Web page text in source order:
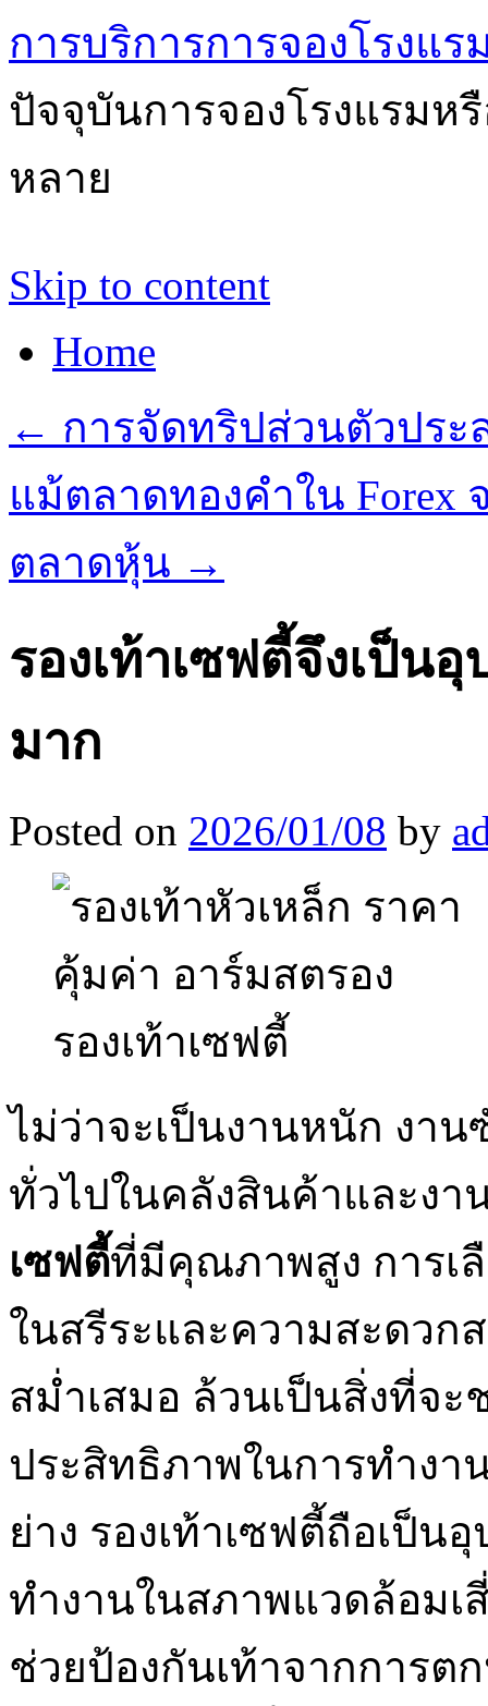
การบริการการจองโรงแ
ปัจจุบันการจองโรงแรมห
หลาย
Skip to content
Home
← การจัดทริปส่วนตัวประ
แม้ตลาดทองคำใน Forex
ตลาดหุ้น →
รองเท้าเซฟตี้จึงเป็
มาก
Posted on 2026/01/08 by
ไม่ว่าจะเป็นงานหนัก งา
ทั่วไปในคลังสินค้าและงา
เซฟตี้ที่มีคุณภาพสูง การเ
ในสรีระและความสะดวก
สม่ำเสมอ ล้วนเป็นสิ่งที่จ
ประสิทธิภาพในการทำง
ย่าง รองเท้าเซฟตี้ถือเป็
ทำงานในสภาพแวดล้อมเ
ช่วยป้องกันเท้าจากการต